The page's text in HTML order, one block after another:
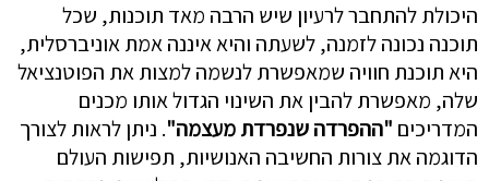
היכולת להתחבר לרעיון שיש הרבה מאד תוכנות, שכל
תוכנה נכונה לזמנה, לשעתה והיא איננה אמת אוניברסלית,
היא תוכנת חוויה שמאפשרת לנשמה למצות את הפוטנציאל
שלה, מאפשרת להבין את השינוי הגדול אותו מכנים
המדריכים "ההפרדה שנפרדת מעצמה". ניתן לראות לצורך
הדוגמה את צורות החשיבה האנושיות, תפישות העולם